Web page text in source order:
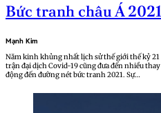
Bức tranh châu Á 2021
Mạnh Kim
Năm kinh khủng nhất lịch sử thế giới thế kỷ
trận đại dịch Covid-19 cũng đưa đến nhiều
động đến đường nét bức tranh 2021. Sự…